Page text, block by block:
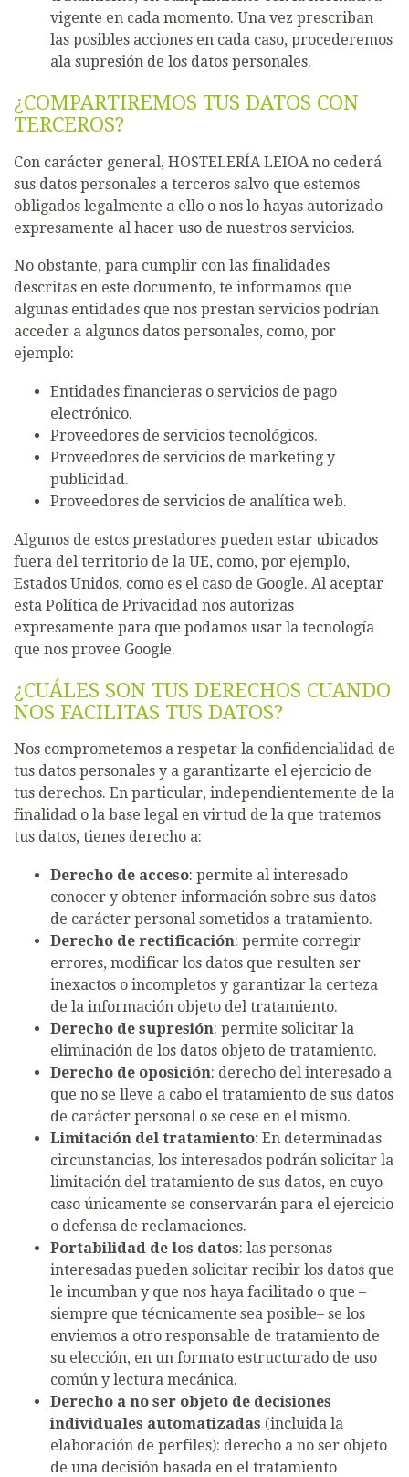
vigente en cada momento. Una vez prescriban
las posibles acciones en cada caso, procederemos
ala supresión de los datos personales.
¿COMPARTIREMOS TUS DATOS CON
TERCEROS?
Con carácter general, HOSTELERÍA LEIOA no cederá
sus datos personales a terceros salvo que estemos
obligados legalmente a ello o nos lo hayas autorizado
expresamente al hacer uso de nuestros servicios.
No obstante, para cumplir con las finalidades
descritas en este documento, te informamos que
algunas entidades que nos prestan servicios podrían
acceder a algunos datos personales, como, por
ejemplo:
Entidades financieras o servicios de pago
electrónico.
Proveedores de servicios tecnológicos.
Proveedores de servicios de marketing y
publicidad.
Proveedores de servicios de analítica web.
Algunos de estos prestadores pueden estar ubicados
fuera del territorio de la UE, como, por ejemplo,
Estados Unidos, como es el caso de Google. Al aceptar
esta Política de Privacidad nos autorizas
expresamente para que podamos usar la tecnología
que nos provee Google.
¿CUÁLES SON TUS DERECHOS CUANDO
NOS FACILITAS TUS DATOS?
Nos comprometemos a respetar la confidencialidad de
tus datos personales y a garantizarte el ejercicio de
tus derechos. En particular, independientemente de la
finalidad o la base legal en virtud de la que tratemos
tus datos, tienes derecho a:
Derecho de acceso: permite al interesado
conocer y obtener información sobre sus datos
de carácter personal sometidos a tratamiento.
Derecho de rectificación: permite corregir
errores, modificar los datos que resulten ser
inexactos o incompletos y garantizar la certeza
de la información objeto del tratamiento.
Derecho de supresión: permite solicitar la
eliminación de los datos objeto de tratamiento.
Derecho de oposición: derecho del interesado a
que no se lleve a cabo el tratamiento de sus datos
de carácter personal o se cese en el mismo.
Limitación del tratamiento: En determinadas
circunstancias, los interesados podrán solicitar la
limitación del tratamiento de sus datos, en cuyo
caso únicamente se conservarán para el ejercicio
o defensa de reclamaciones.
Portabilidad de los datos: las personas
interesadas pueden solicitar recibir los datos que
le incumban y que nos haya facilitado o que –
siempre que técnicamente sea posible– se los
enviemos a otro responsable de tratamiento de
su elección, en un formato estructurado de uso
común y lectura mecánica.
Derecho a no ser objeto de decisiones
individuales automatizadas (incluida la
elaboración de perfiles): derecho a no ser objeto
de una decisión basada en el tratamiento